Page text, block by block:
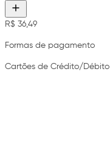
R$ 36,49
Formas de pagamento
Cartões de Crédito/Débito